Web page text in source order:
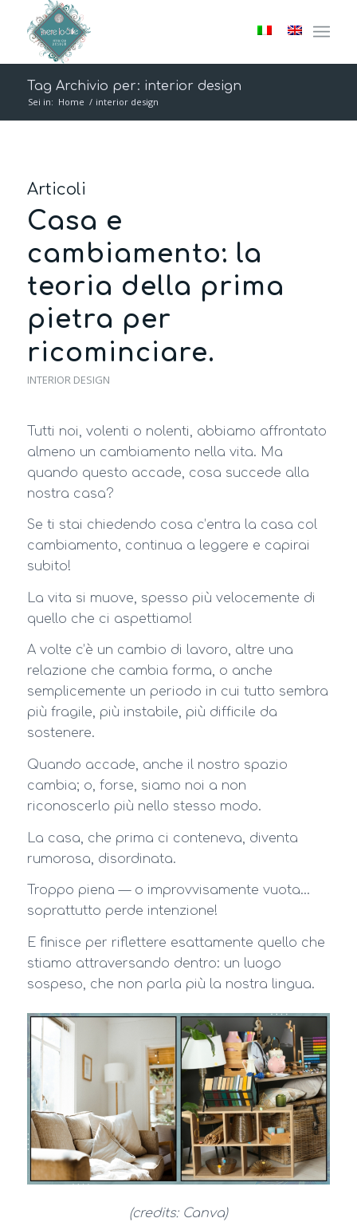
Tag Archivio per: interior design
Sei in: Home / interior design
Articoli
Casa e
cambiamento: la
teoria della prima
pietra per
ricominciare.
INTERIOR DESIGN
Tutti noi, volenti o nolenti, abbiamo affrontato
almeno un cambiamento nella vita. Ma
quando questo accade, cosa succede alla
nostra casa?
Se ti stai chiedendo cosa c’entra la casa col
cambiamento, continua a leggere e capirai
subito!
La vita si muove, spesso più velocemente di
quello che ci aspettiamo!
A volte c’è un cambio di lavoro, altre una
relazione che cambia forma, o anche
semplicemente un periodo in cui tutto sembra
più fragile, più instabile, più difficile da
sostenere.
Quando accade, anche il nostro spazio
cambia; o, forse, siamo noi a non
riconoscerlo più nello stesso modo.
La casa, che prima ci conteneva, diventa
rumorosa, disordinata.
Troppo piena — o improvvisamente vuota…
soprattutto perde intenzione!
E finisce per riflettere esattamente quello che
stiamo attraversando dentro: un luogo
sospeso, che non parla più la nostra lingua.
(credits: Canva)